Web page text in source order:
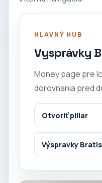
HLAVNÝ HUB
Vysprávky
Money page pre
dorovnania pred
Otvoriť pillar
Výspravky